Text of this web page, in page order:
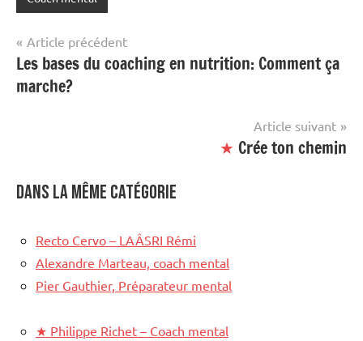
site
mis
en
Navigation
de
l’article
Article précédent
Les bases du coaching en nutrition: Comment ça
marche?
Article suivant
★ Crée ton chemin
Dans la même catégorie
Recto Cervo – LAÂSRI Rémi
Alexandre Marteau, coach mental
Pier Gauthier, Préparateur mental
★ Philippe Richet – Coach mental